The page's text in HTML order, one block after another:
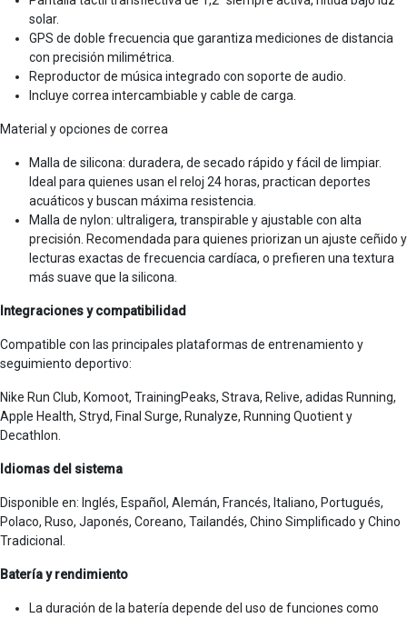
solar.
GPS de doble frecuencia que garantiza mediciones de distancia
con precisión milimétrica.
Reproductor de música integrado con soporte de audio.
Incluye correa intercambiable y cable de carga.
Material y opciones de correa
Malla de silicona: duradera, de secado rápido y fácil de limpiar.
Ideal para quienes usan el reloj 24 horas, practican deportes
acuáticos y buscan máxima resistencia.
Malla de nylon: ultraligera, transpirable y ajustable con alta
precisión. Recomendada para quienes priorizan un ajuste ceñido y
lecturas exactas de frecuencia cardíaca, o prefieren una textura
más suave que la silicona.
Integraciones y compatibilidad
Compatible con las principales plataformas de entrenamiento y
seguimiento deportivo:
Nike Run Club, Komoot, TrainingPeaks, Strava, Relive, adidas Running,
Apple Health, Stryd, Final Surge, Runalyze, Running Quotient y
Decathlon.
Idiomas del sistema
Disponible en: Inglés, Español, Alemán, Francés, Italiano, Portugués,
Polaco, Ruso, Japonés, Coreano, Tailandés, Chino Simplificado y Chino
Tradicional.
Batería y rendimiento
La duración de la batería depende del uso de funciones como